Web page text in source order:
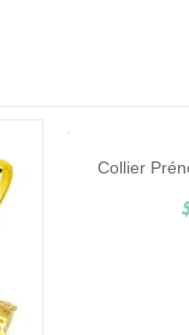
Collier